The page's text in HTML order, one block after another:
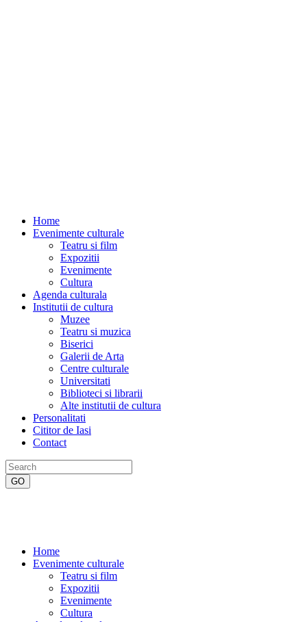
Home
Evenimente culturale
Teatru si film
Expozitii
Evenimente
Cultura
Agenda culturala
Institutii de cultura
Muzee
Teatru si muzica
Biserici
Galerii de Arta
Centre culturale
Universitati
Biblioteci si librarii
Alte institutii de cultura
Personalitati
Cititor de Iasi
Contact
Home
Evenimente culturale
Teatru si film
Expozitii
Evenimente
Cultura